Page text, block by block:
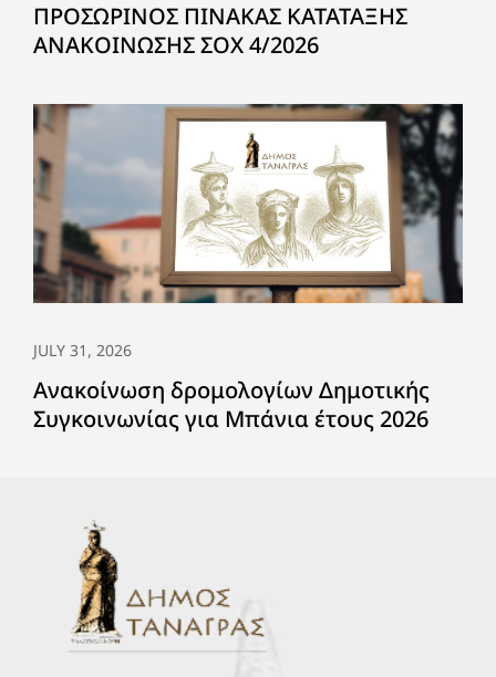
ΠΡΟΣΩΡΙΝΟΣ ΠΙΝΑΚΑΣ ΚΑΤΑΤΑΞΗΣ
ΑΝΑΚΟΙΝΩΣΗΣ ΣΟΧ 4/2026
JULY 31, 2026
Ανακοίνωση δρομολογίων Δημοτικής
Συγκοινωνίας για Μπάνια έτους 2026